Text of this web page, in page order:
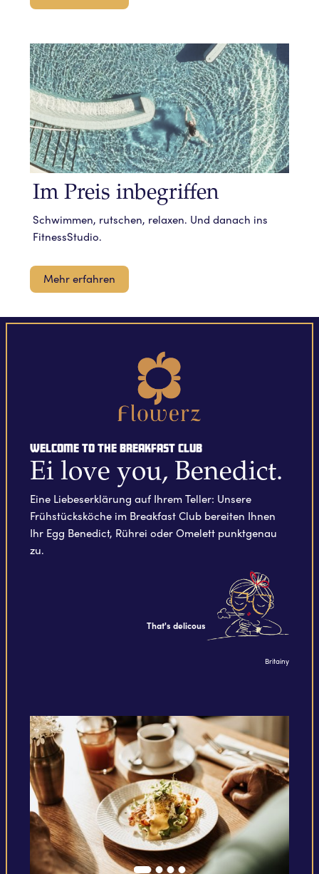
Im Preis inbegriffen
Schwimmen, rutschen, relaxen. Und danach ins
FitnessStudio.
Mehr erfahren
Welcome to the Breakfast Club
Ei love you, Benedict.
Eine Liebeserklärung auf Ihrem Teller: Unsere
Frühstücksköche im Breakfast Club bereiten Ihnen
Ihr Egg Benedict, Rührei oder Omelett punktgenau
zu.
That's delicous
Britainy